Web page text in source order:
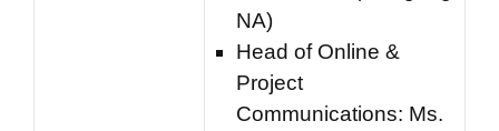
NA)
Head of Online &
Project
Communications: Ms.